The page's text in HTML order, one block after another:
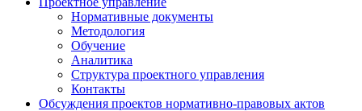
Нормативные документы
Методология
Обучение
Аналитика
Структура проектного управления
Контакты
Обсуждения проектов нормативно-правовых актов